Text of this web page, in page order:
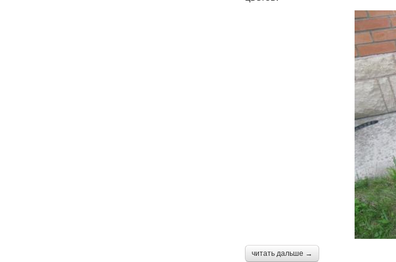
читать дальше →